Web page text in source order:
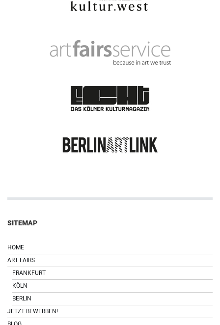
SITEMAP
HOME
ART FAIRS
FRANKFURT
KÖLN
BERLIN
JETZT BEWERBEN!